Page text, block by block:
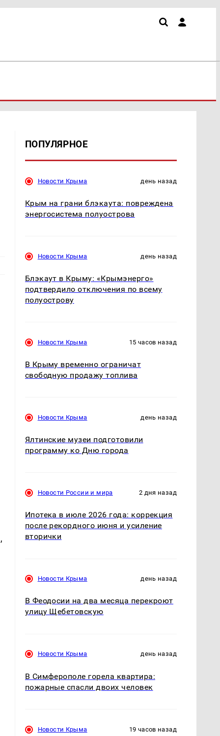
ПОПУЛЯРНОЕ
Новости Крыма день назад
Крым на грани блэкаута: повреждена
энергосистема полуострова
Новости Крыма день назад
Блэкаут в Крыму: «Крымэнерго»
подтвердило отключения по всему
полуострову
Новости Крыма 15 часов назад
В Крыму временно ограничат
свободную продажу топлива
Новости Крыма день назад
Ялтинские музеи подготовили
программу ко Дню города
Новости России и мира 2 дня назад
Ипотека в июле 2026 года: коррекция
после рекордного июня и усиление
вторички
Новости Крыма день назад
В Феодосии на два месяца перекроют
улицу Щебетовскую
Новости Крыма день назад
В Симферополе горела квартира:
пожарные спасли двоих человек
Новости Крыма 19 часов назад